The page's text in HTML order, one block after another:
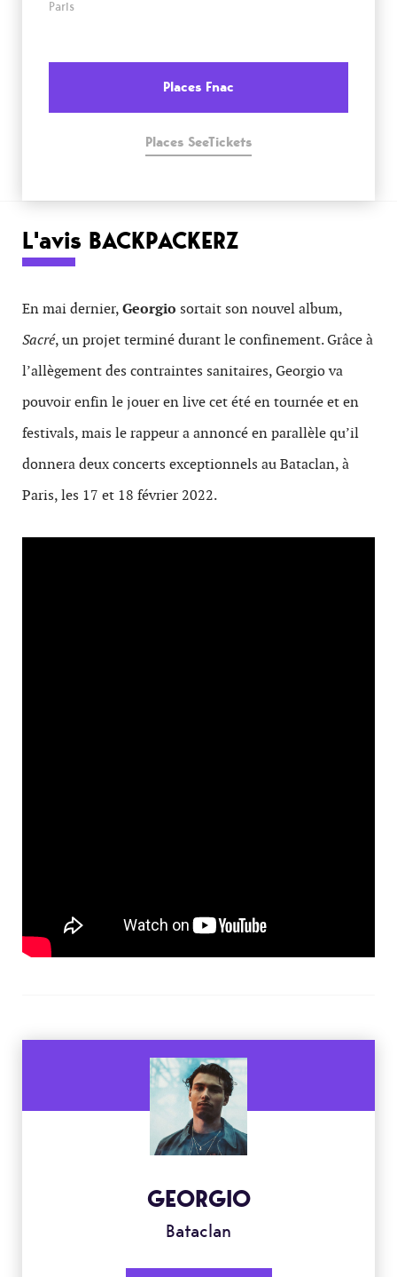
Paris
Places Fnac
Places SeeTickets
L'avis BACKPACKERZ
En mai dernier,Georgio sortait son nouvel album,
Sacré, un projet terminé durant le confinement. Grâce à
l’allègement des contraintes sanitaires, Georgio va
pouvoir enfin le jouer en live cet été en tournée et en
festivals, mais le rappeur a annoncé en parallèle qu’il
donnera deux concerts exceptionnels au Bataclan, à
Paris, les 17 et 18 février 2022.
GEORGIO
Bataclan